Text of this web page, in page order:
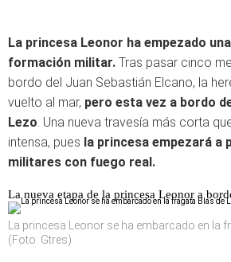
La princesa Leonor ha empezado
formación militar. Tras pasar cinco
bordo del Juan Sebastián Elcano, la
vuelto al mar, pero esta vez a bordo
Lezo. Una nueva travesía más corta
intensa, pues la princesa empezará a
militares con fuego real.
La nueva etapa de la princesa Leonor a
La princesa Leonor se ha embarcado en la
(Foto: Gtres)